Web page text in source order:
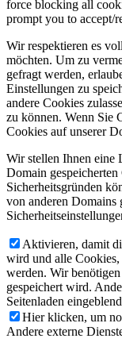
force blocking all
prompt you to accept/
Wir respektieren es
möchten. Um zu
gefragt werden,
Einstellungen zu
andere Cookies
zu können. Wenn Sie
Cookies auf unserer
Wir stellen Ihnen eine
Domain
Sicherheitsgründen
von anderen Domains
Aktivieren, damit
wird und alle Cookies,
werden. Wir
gespeichert wird.
Seitenladen
Hier klicken, um
Andere externe